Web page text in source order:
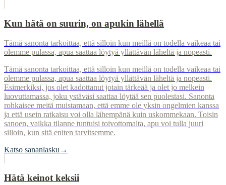
Kun hätä on suurin, on apukin lähellä
Tämä sanonta tarkoittaa, että silloin kun meillä on todella vaikeaa tai
olemme pulassa, apua saattaa löytyä yllättävän läheltä ja nopeasti.
Tämä sanonta tarkoittaa, että silloin kun meillä on todella vaikeaa tai
olemme pulassa, apua saattaa löytyä yllättävän läheltä ja nopeasti.
Esimerkiksi, jos olet kadottanut jotain tärkeää ja olet jo melkein
luovuttamassa, joku ystäväsi saattaa löytää sen puolestasi. Sanonta
rohkaisee meitä muistamaan, että emme ole yksin ongelmien kanssa
ja että usein ratkaisu voi olla lähempänä kuin uskommekaan. Toisin
sanoen, vaikka tilanne tuntuisi toivottomalta, apu voi tulla juuri
silloin, kun sitä eniten tarvitsemme.
Katso sananlasku →
Hätä keinot keksii